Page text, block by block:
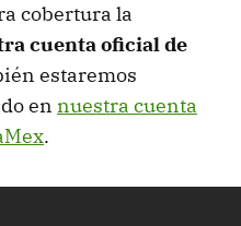
cobertura la
cuenta oficial de
estaremos
en nuestra cuenta
.